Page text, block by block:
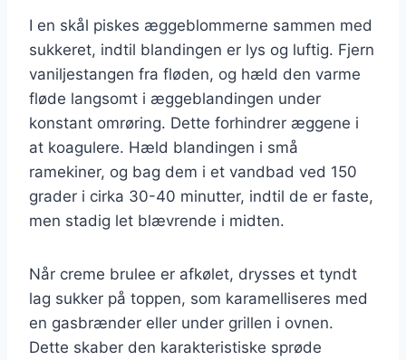
I en skål piskes æggeblommerne sammen med
sukkeret, indtil blandingen er lys og luftig. Fjern
vaniljestangen fra fløden, og hæld den varme
fløde langsomt i æggeblandingen under
konstant omrøring. Dette forhindrer æggene i
at koagulere. Hæld blandingen i små
ramekiner, og bag dem i et vandbad ved 150
grader i cirka 30-40 minutter, indtil de er faste,
men stadig let blævrende i midten.
Når creme brulee er afkølet, drysses et tyndt
lag sukker på toppen, som karamelliseres med
en gasbrænder eller under grillen i ovnen.
Dette skaber den karakteristiske sprøde